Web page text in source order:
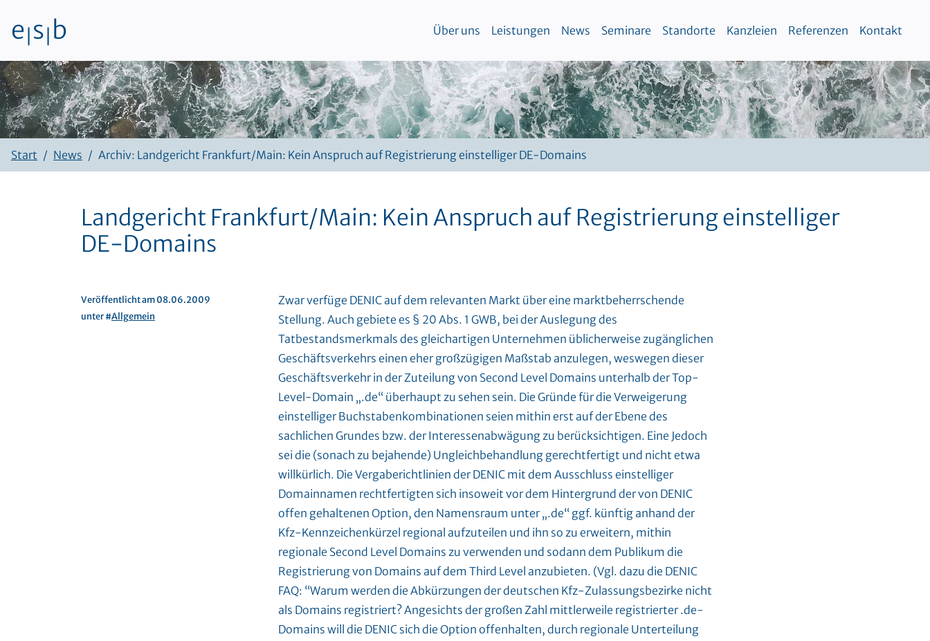
Zum Inhalt
e s b Über uns Leistungen News Seminare Standorte Kanzleien Referenzen Kontakt
Start News Archiv: Landgericht Frankfurt/Main: Kein Anspruch auf Registrierung einstelliger DE-Domains
Landgericht Frankfurt/Main: Kein Anspruch auf Registrierung einstelliger
DE-Domains
Zwar verfüge DENIC auf dem relevanten Markt über eine marktbeherrschende
Stellung. Auch gebiete es § 20 Abs. 1 GWB, bei der Auslegung des
Tatbestandsmerkmals des gleichartigen Unternehmen üblicherweise zugänglichen
Geschäftsverkehrs einen eher großzügigen Maßstab anzulegen, weswegen dieser
Geschäftsverkehr in der Zuteilung von Second Level Domains unterhalb der Top-
Level-Domain „.de“ überhaupt zu sehen sein. Die Gründe für die Verweigerung
einstelliger Buchstabenkombinationen seien mithin erst auf der Ebene des
sachlichen Grundes bzw. der Interessenabwägung zu berücksichtigen. Eine Jedoch
sei die (sonach zu bejahende) Ungleichbehandlung gerechtfertigt und nicht etwa
willkürlich. Die Vergaberichtlinien der DENIC mit dem Ausschluss einstelliger
Domainnamen rechtfertigten sich insoweit vor dem Hintergrund der von DENIC
offen gehaltenen Option, den Namensraum unter „.de“ ggf. künftig anhand der
Kfz-Kennzeichenkürzel regional aufzuteilen und ihn so zu erweitern, mithin
regionale Second Level Domains zu verwenden und sodann dem Publikum die
Registrierung von Domains auf dem Third Level anzubieten. (Vgl. dazu die DENIC
FAQ: “Warum werden die Abkürzungen der deutschen Kfz-Zulassungsbezirke nicht
als Domains registriert? Angesichts der großen Zahl mittlerweile registrierter .de-
Domains will die DENIC sich die Option offenhalten, durch regionale Unterteilung
Veröffentlicht am 08.06.2009
unter #Allgemein